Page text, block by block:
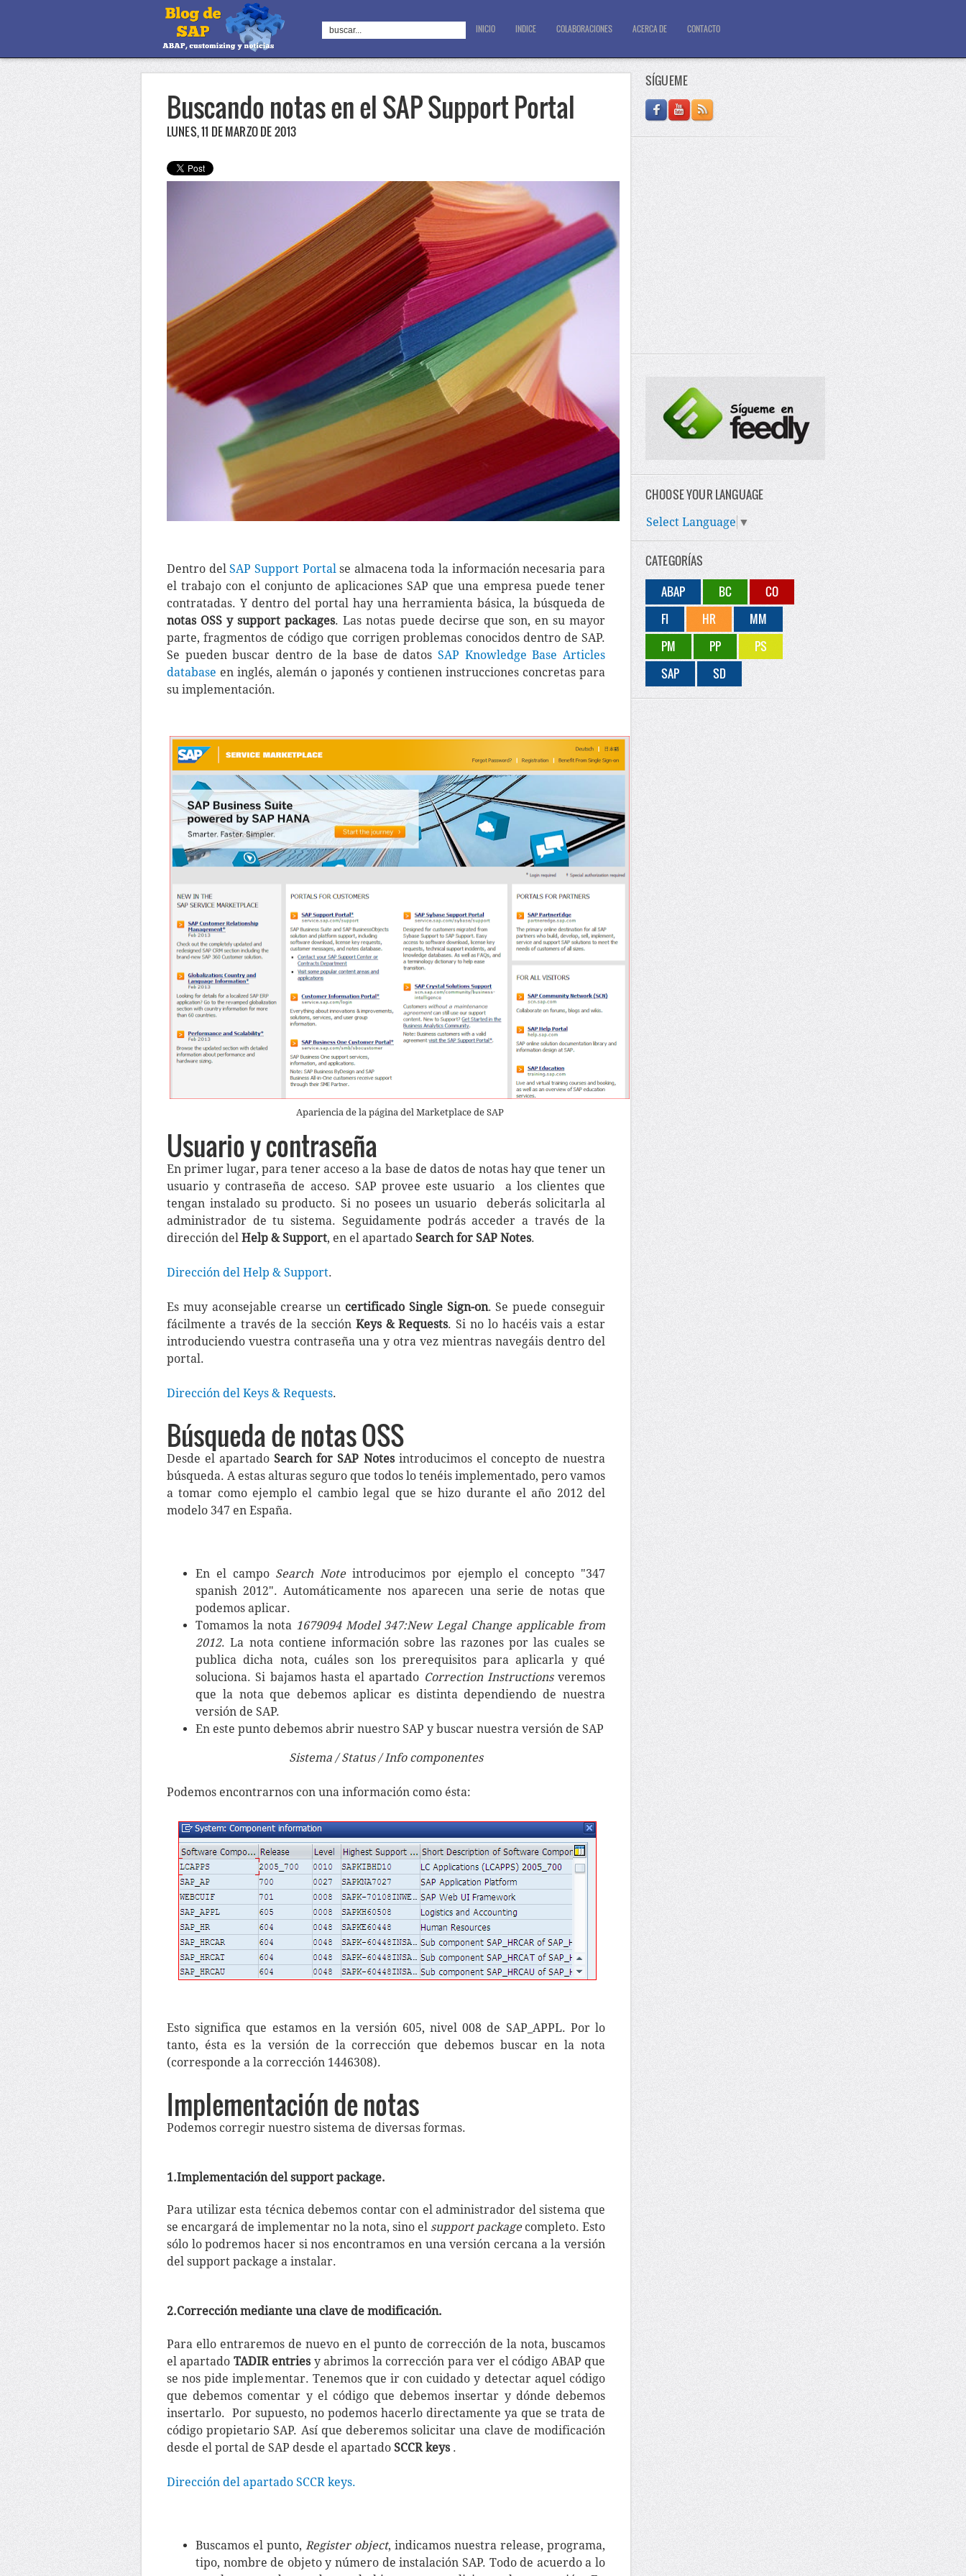
INICIO INDICE COLABORACIONES ACERCA DE CONTACTO
Buscando notas en el SAP Support Portal
LUNES, 11 DE MARZO DE 2013
Dentro delSAP Support Portal se almacena toda la información necesaria para
el trabajo con el conjunto de aplicaciones SAP que una empresa puede tener
contratadas. Y dentro del portal hay una herramienta básica, la búsqueda de
notas OSS y support packages. Las notas puede decirse que son, en su mayor
parte, fragmentos de código que corrigen problemas conocidos dentro de SAP.
Se pueden buscar dentro de la base de datos SAP Knowledge Base Articles
database en inglés, alemán o japonés y contienen instrucciones concretas para
su implementación.
Apariencia de la página del Marketplace de SAP
Usuario y contraseña
En primer lugar, para tener acceso a la base de datos de notas hay que tener un
usuario y contraseña de acceso. SAP provee este usuario a los clientes que
tengan instalado su producto. Si no posees un usuario deberás solicitarla al
administrador de tu sistema. Seguidamente podrás acceder a través de la
dirección del Help & Support, en el apartado Search for SAP Notes.
Dirección del Help & Support.
Es muy aconsejable crearse un certificado Single Sign-on. Se puede conseguir
fácilmente a través de la sección Keys & Requests. Si no lo hacéis vais a estar
introduciendo vuestra contraseña una y otra vez mientras navegáis dentro del
portal.
Dirección del Keys & Requests.
Búsqueda de notas OSS
Desde el apartadoSearch for SAP Notesintroducimos el concepto de nuestra
búsqueda. A estas alturas seguro que todos lo tenéis implementado, pero vamos
a tomar como ejemplo el cambio legal que se hizo durante el año 2012 del
modelo 347 en España.
En el campo Search Noteintroducimos por ejemplo el concepto "347
spanish 2012". Automáticamente nos aparecen una serie de notas que
podemos aplicar.
Tomamos la nota 1679094 Model 347:New Legal Change applicable from
2012. La nota contiene información sobre las razones por las cuales se
publica dicha nota, cuáles son los prerequisitos para aplicarla y qué
soluciona. Si bajamos hasta el apartado Correction Instructionsveremos
que la nota que debemos aplicar es distinta dependiendo de nuestra
versión de SAP.
En este punto debemos abrir nuestro SAP y buscar nuestra versión de SAP
Sistema / Status / Info componentes
Podemos encontrarnos con una información como ésta:
Esto significa que estamos en la versión 605, nivel 008 de SAP_APPL. Por lo
tanto, ésta es la versión de la corrección que debemos buscar en la nota
(corresponde a la corrección 1446308).
Implementación de notas
Podemos corregir nuestro sistema de diversas formas.
1.Implementación del support package.
Para utilizar esta técnica debemos contar con el administrador del sistema que
se encargará de implementar no la nota, sino el support packagecompleto. Esto
sólo lo podremos hacer si nos encontramos en una versión cercana a la versión
del support package a instalar.
2.Corrección mediante una clave de modificación.
Para ello entraremos de nuevo en el punto de corrección de la nota, buscamos
el apartado TADIR entriesy abrimos la corrección para ver el código ABAP que
se nos pide implementar. Tenemos que ir con cuidado y detectar aquel código
que debemos comentar y el código que debemos insertar y dónde debemos
insertarlo. Por supuesto, no podemos hacerlo directamente ya que se trata de
código propietario SAP. Así que deberemos solicitar una clave de modificación
desde el portal de SAP desde el apartado SCCR keys.
Dirección del apartado SCCR keys.
Buscamos el punto, Register object, indicamos nuestra release, programa,
tipo, nombre de objeto y número de instalación SAP. Todo de acuerdo a lo
SÍGUEME
CHOOSE YOUR LANGUAGE
Select Language ▼
CATEGORÍAS
ABAP
BC
CO
FI
HR
MM
PM
PP
PS
SAP
SD